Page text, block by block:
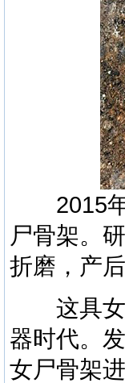
2015年
尸骨架。
折磨，产
这具女
器时代。
女尸骨架